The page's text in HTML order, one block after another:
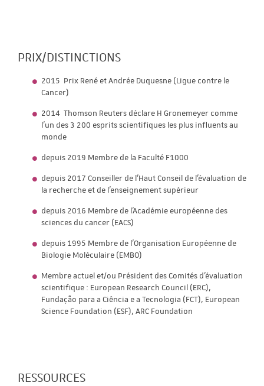
PRIX/DISTINCTIONS
2015 Prix René et Andrée Duquesne (Ligue contre le
Cancer)
2014 Thomson Reuters déclare H Gronemeyer comme
l'un des 3 200 esprits scientifiques les plus influents au
monde
depuis 2019 Membre de la Faculté F1000
depuis 2017 Conseiller de l’Haut Conseil de l'évaluation de
la recherche et de l'enseignement supérieur
depuis 2016 Membre de l'Académie européenne des
sciences du cancer (EACS)
depuis 1995 Membre de l'Organisation Européenne de
Biologie Moléculaire (EMBO)
Membre actuel et/ou Président des Comités d'évaluation
scientifique : European Research Council (ERC),
Fundação para a Ciência e a Tecnologia (FCT), European
Science Foundation (ESF), ARC Foundation
RESSOURCES